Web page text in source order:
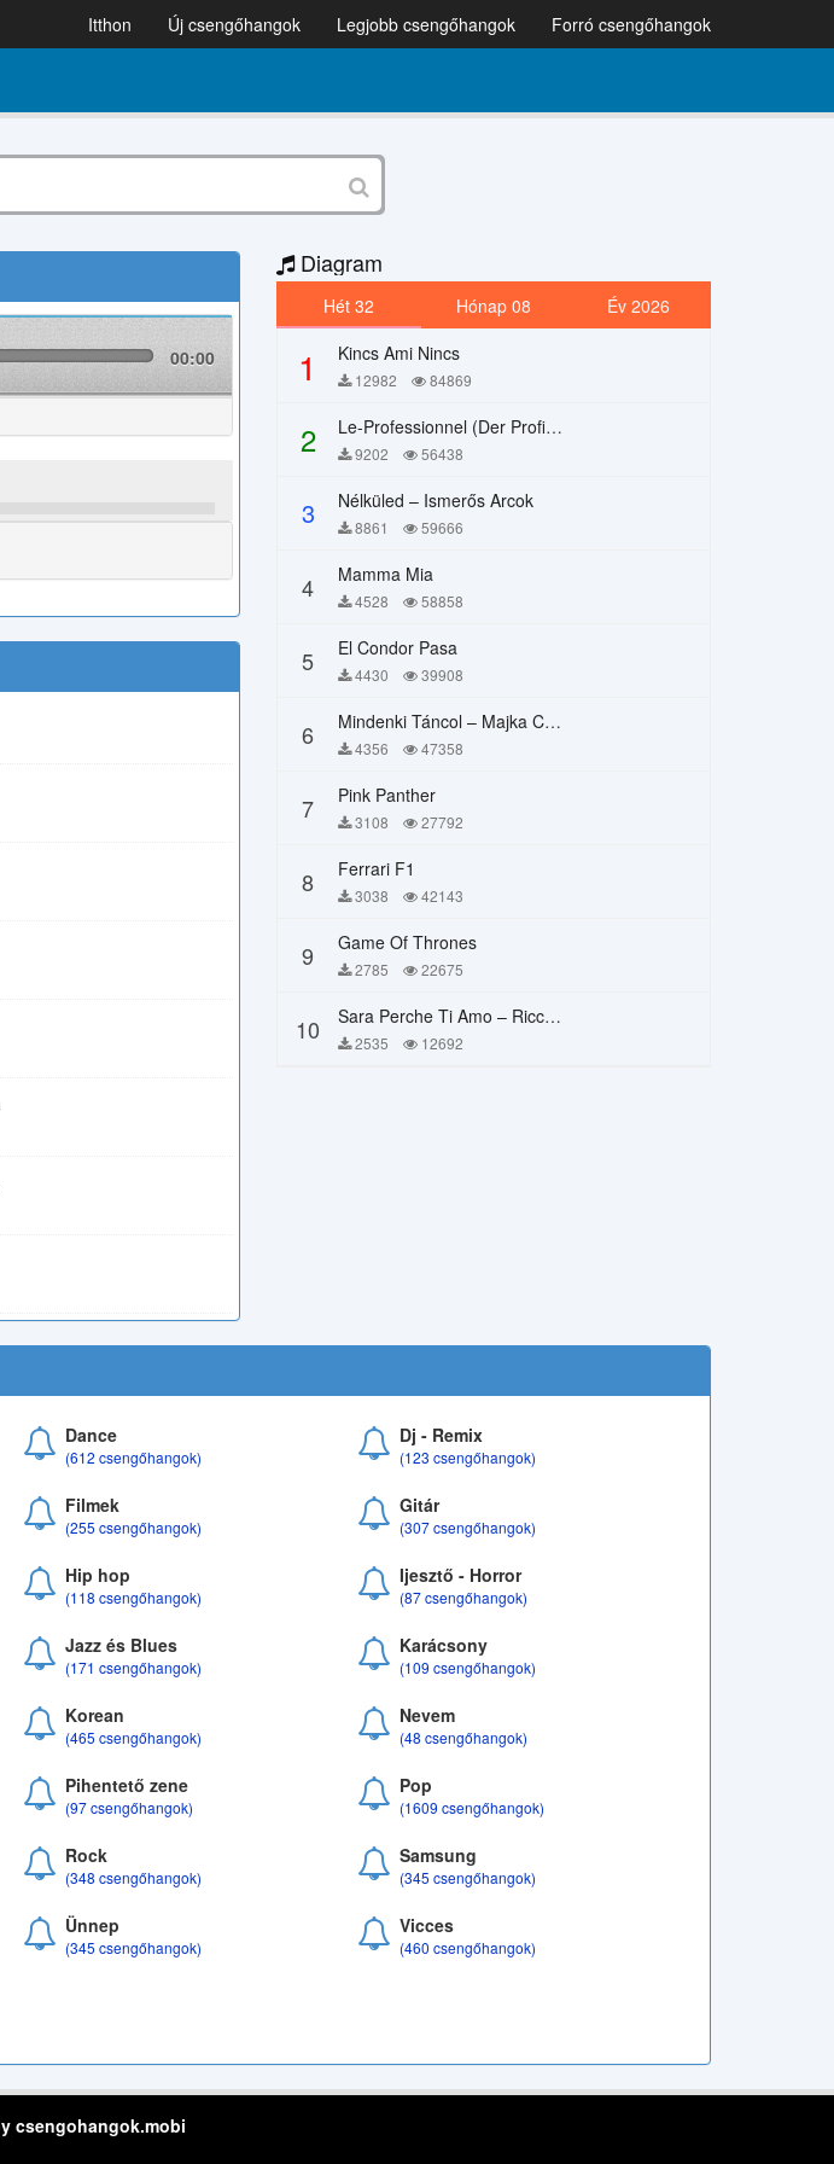
Itthon Új csengőhangok Legjobb csengőhangok Forró csengőhangok
00:00
Diagram
Hét 32 Hónap 08 Év 2026
1 Kincs Ami Nincs
12982 84869
2 Le-Professionnel (Der Profi) – Chi Mai
9202 56438
3 Nélküled – Ismerős Arcok
8861 59666
4 Mamma Mia
4528 58858
5 El Condor Pasa
4430 39908
6 Mindenki Táncol – Majka Curtis, Péter Majoros
4356 47358
7 Pink Panther
3108 27792
8 Ferrari F1
3038 42143
9 Game Of Thrones
2785 22675
10 Sara Perche Ti Amo – Ricchi E Poveri
2535 12692
Dance
(612 csengőhangok)
Dj - Remix
(123 csengőhangok)
Filmek
(255 csengőhangok)
Gitár
(307 csengőhangok)
Hip hop
(118 csengőhangok)
Ijesztő - Horror
(87 csengőhangok)
Jazz és Blues
(171 csengőhangok)
Karácsony
(109 csengőhangok)
Korean
(465 csengőhangok)
Nevem
(48 csengőhangok)
Pihentető zene
(97 csengőhangok)
Pop
(1609 csengőhangok)
Rock
(348 csengőhangok)
Samsung
(345 csengőhangok)
Ünnep
(345 csengőhangok)
Vicces
(460 csengőhangok)
csengohangok.mobi